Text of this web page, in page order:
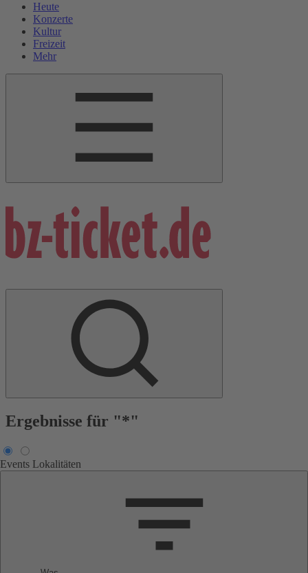
Heute
Konzerte
Kultur
Freizeit
Mehr
Ergebnisse für "*"
Events Lokalitäten